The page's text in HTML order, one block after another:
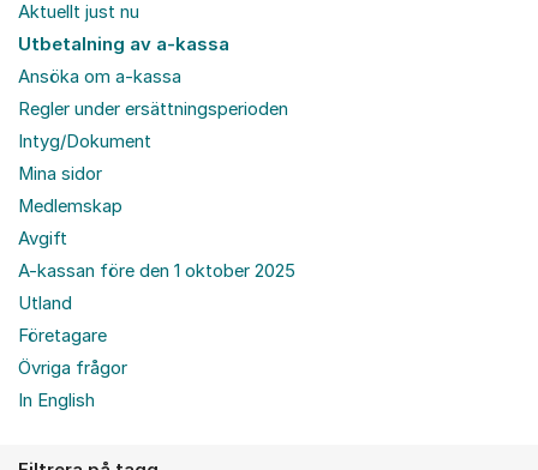
Aktuellt just nu
Utbetalning av a-kassa
Ansöka om a-kassa
Regler under ersättningsperioden
Intyg/Dokument
Mina sidor
Medlemskap
Avgift
A-kassan före den 1 oktober 2025
Utland
Företagare
Övriga frågor
In English